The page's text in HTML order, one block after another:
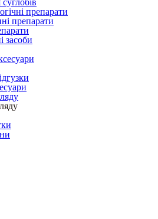
препарати
препарати
засоби